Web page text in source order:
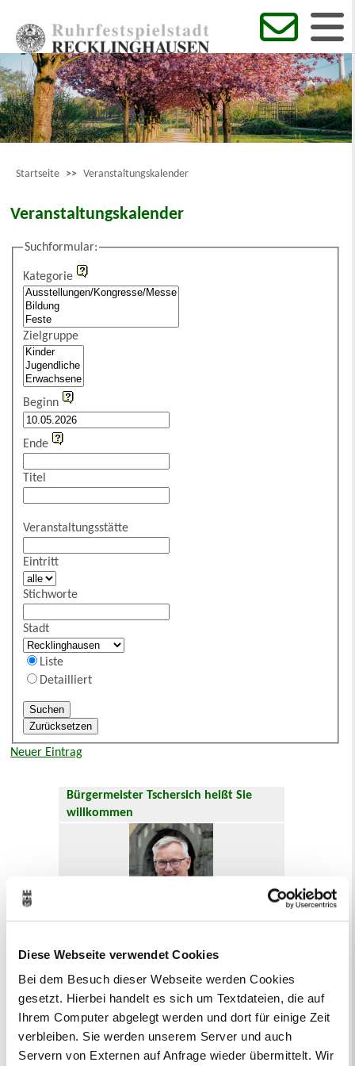
Diese Webseite verwendet Cookies
Bei dem Besuch dieser Webseite werden Cookies
gesetzt. Hierbei handelt es sich um Textdateien, die auf
Ihrem Computer abgelegt werden und dort für einige Zeit
verbleiben. Sie werden unserem Server und auch
Servern von Externen auf Anfrage wieder übermittelt. Wir
Startseite >> Veranstaltungskalender
Veranstaltungskalender
Suchformular:
Kategorie
Zielgruppe
Beginn
Ende
Titel
Veranstaltungsstätte
Eintritt
Stichworte
Stadt
Liste
Detailliert
Neuer Eintrag
Bürgermeister Tschersich heißt Sie
willkommen
Hier geht es zumWillkommensgruß .
Oft gesucht
Abfallkalender Anmeldung
Ausländer und Integrationsarbeit